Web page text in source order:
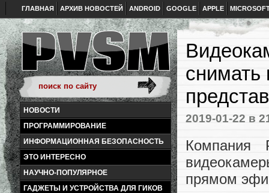
ГЛАВНАЯ АРХИВ НОВОСТЕЙ ANDROID GOOGLE APPLE
НОВОСТИ
ПРОГРАММИРОВАНИЕ
ИНФОРМАЦИОННАЯ БЕЗОПАСНОСТЬ
ЭТО ИНТЕРЕСНО
НАУЧНО-ПОПУЛЯРНОЕ
ГАДЖЕТЫ И УСТРОЙСТВА ДЛЯ ГИКОВ
снимать
2019-01-22 в
Компания
прямом